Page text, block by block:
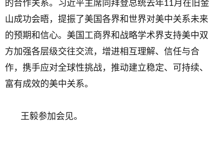
的合作关系。习近平主席同拜登总统去年11月在旧金
山成功会晤，提振了美国各界和世界对美中关系未来
的预期和信心。美国工商界和战略学术界支持美中双
方加强各层级交往交流，增进相互理解、信任与合
作，携手应对全球性挑战，推动建立稳定、可持续、
富有成效的美中关系。
王毅参加会见。